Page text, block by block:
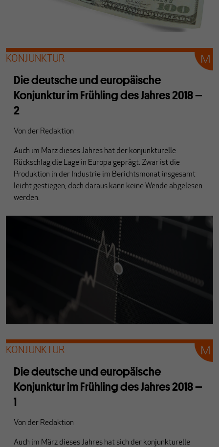
KONJUNKTUR
Die deutsche und europäische
Konjunktur im Frühling des Jahres 2018 –
2
Von der Redaktion
Auch im März dieses Jahres hat der konjunkturelle
Rückschlag die Lage in Europa geprägt. Zwar ist die
Produktion in der Industrie im Berichtsmonat insgesamt
leicht gestiegen, doch daraus kann keine Wende abgelesen
werden.
KONJUNKTUR
Die deutsche und europäische
Konjunktur im Frühling des Jahres 2018 –
1
Von der Redaktion
Auch im März dieses Jahres hat sich der konjunkturelle